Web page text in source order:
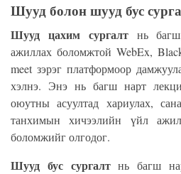
Шууд болон шууд бус
Шууд цахим сургалтнь багш,
ажиллах боломжтой WebEx,
meet зэрэг платформоор
хэлнэ. Энэ нь багш нарт
оюутны асуултад хариулах,
танхимын хичээлийн үйл
боломжийг олгодог.
Шууд бус сургалтнь багш